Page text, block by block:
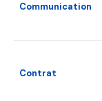
Communication
Contrat